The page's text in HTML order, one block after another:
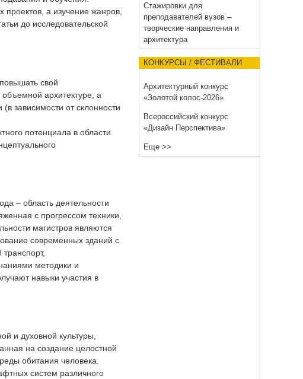
проектов, а изучение жанров,
до исследовательской
свой
архитектуре, а
зависимости от склонности
потенциала в области
– область деятельности
с прогрессом техники,
магистров являются
современных зданий с
методики и
навыки участия в
и духовной культуры,
на создание целостной
обитания человека.
систем различного
Стажировки для
преподавателей вузов –
творческие направления и
архитектура
КОНКУРСЫ / ФЕСТИВАЛИ
Архитектурный конкурс
«Золотой колос-2026»
Всероссийский конкурс
«Дизайн Перспектива»
Еще >>